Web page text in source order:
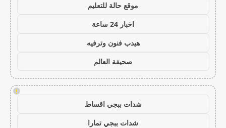
موقع حالة للتعليم
اخبار 24 ساعة
هيدب فنون وترفيه
صحيفة العالم
!
شدات ببجي اقساط
شدات ببجي تمارا